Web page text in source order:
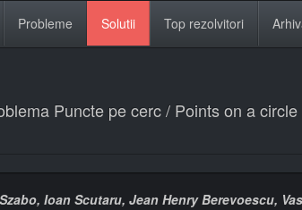
Probleme Solutii Top rezolvitori
Puncte pe cerc / Points on a circle
Ioan Scutaru, Jean Henry Berevoescu,